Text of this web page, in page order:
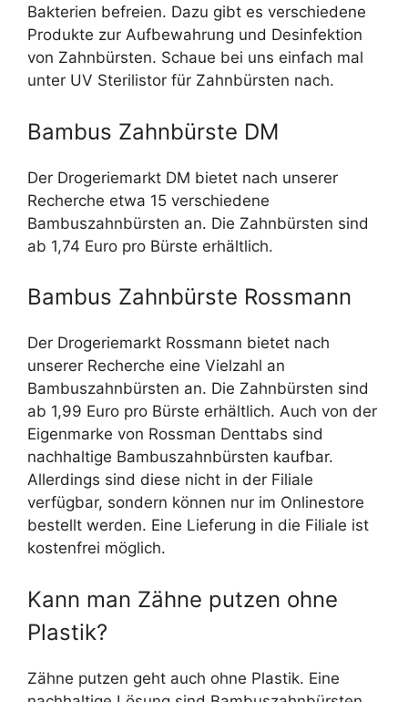
Bakterien befreien. Dazu gibt es verschiedene
Produkte zur Aufbewahrung und Desinfektion
von Zahnbürsten. Schaue bei uns einfach mal
unter UV Sterilistor für Zahnbürsten nach.
Bambus Zahnbürste DM
Der Drogeriemarkt DM bietet nach unserer
Recherche etwa 15 verschiedene
Bambuszahnbürsten an. Die Zahnbürsten sind
ab 1,74 Euro pro Bürste erhältlich.
Bambus Zahnbürste Rossmann
Der Drogeriemarkt Rossmann bietet nach
unserer Recherche eine Vielzahl an
Bambuszahnbürsten an. Die Zahnbürsten sind
ab 1,99 Euro pro Bürste erhältlich. Auch von der
Eigenmarke von Rossman Denttabs sind
nachhaltige Bambuszahnbürsten kaufbar.
Allerdings sind diese nicht in der Filiale
verfügbar, sondern können nur im Onlinestore
bestellt werden. Eine Lieferung in die Filiale ist
kostenfrei möglich.
Kann man Zähne putzen ohne
Plastik?
Zähne putzen geht auch ohne Plastik. Eine